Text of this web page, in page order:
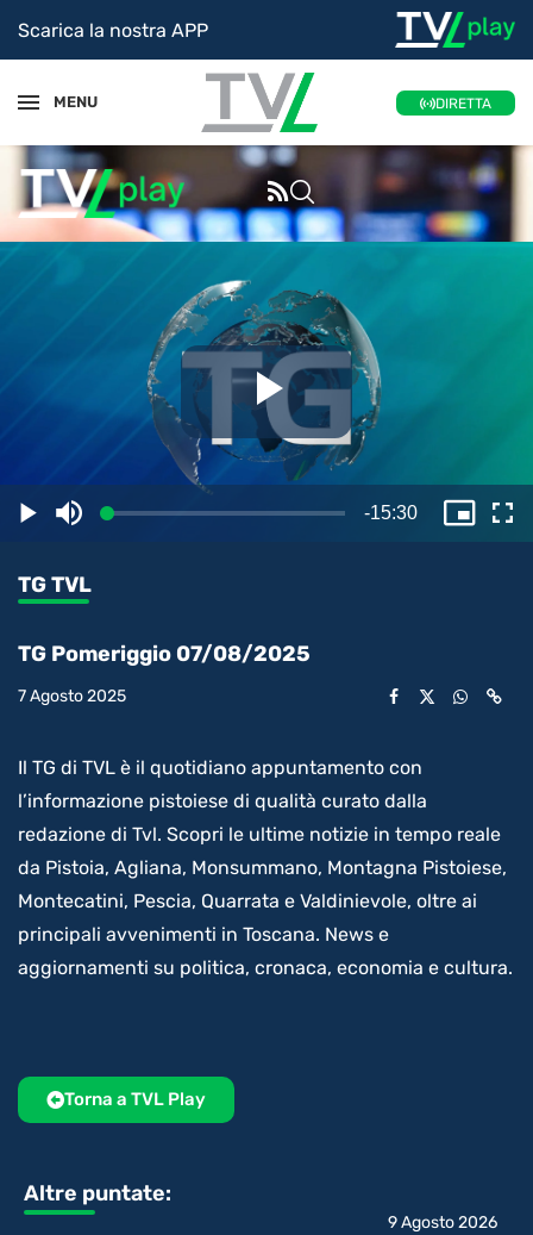
Scarica la nostra APP
MENU DIRETTA
il
PlayDisattiva
Caricato:
Tempo
-15:30
TG TVL
TG Pomeriggio 07/08/2025
7 Agosto 2025
Il TG di TVL è il quotidiano appuntamento con
l’informazione pistoiese di qualità curato dalla
redazione di Tvl. Scopri le ultime notizie in tempo reale
da Pistoia, Agliana, Monsummano, Montagna Pistoiese,
Montecatini, Pescia, Quarrata e Valdinievole, oltre ai
principali avvenimenti in Toscana. News e
aggiornamenti su politica, cronaca, economia e cultura.
Torna a TVL Play
Altre puntate:
9 Agosto 2026